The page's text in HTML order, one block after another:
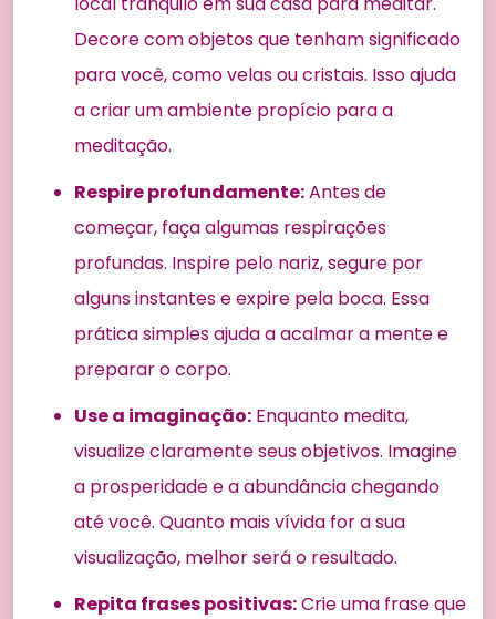
Decore com objetos que tenham significado
para você, como velas ou cristais. Isso ajuda
a criar um ambiente propício para a
meditação.
Respire profundamente:Antes de
começar, faça algumas respirações
profundas. Inspire pelo nariz, segure por
alguns instantes e expire pela boca. Essa
prática simples ajuda a acalmar a mente e
preparar o corpo.
Use a imaginação: Enquanto medita,
visualize claramente seus objetivos. Imagine
a prosperidade e a abundância chegando
até você. Quanto mais vívida for a sua
visualização, melhor será o resultado.
Repita frases positivas:Crie uma frase que